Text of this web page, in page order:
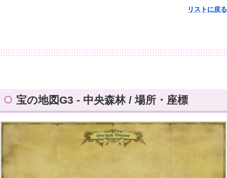
リストに戻る
宝の地図G3 - 中央森林 / 場所・座標